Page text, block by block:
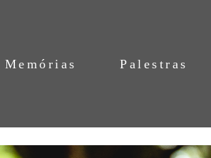
Memórias Palestras